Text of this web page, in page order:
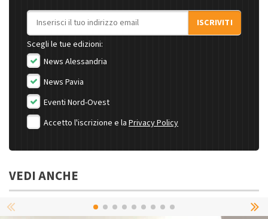
Indirizzo email
ISCRIVITI
Scegli le tue edizioni:
News Alessandria
News Pavia
Eventi Nord-Ovest
Accetto l'iscrizione e la Privacy Policy
VEDI ANCHE